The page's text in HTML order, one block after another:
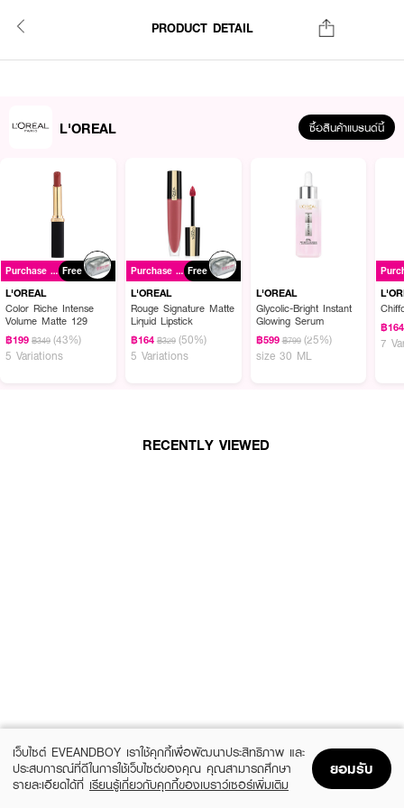
PRODUCT DETAIL
L'OREAL ซื้อสินค้าแบรนด์นี้
Purchase ฿699+ Free
L'OREAL
Color Riche Intense
Volume Matte 129
฿199 ฿349 (43%)
5 Variations
Purchase ฿699+ Free
L'OREAL
Rouge Signature Matte
Liquid Lipstick
฿164 ฿329 (50%)
5 Variations
L'OREAL
Glycolic-Bright Instant
Glowing Serum
฿599 ฿799 (25%)
size 30 ML
฿164
7
RECENTLY VIEWED
เว็บไซต์ EVEANDBOY เราใช้คุกกี้เพื่อพัฒนาประสิทธิภาพ และ
ประสบการณ์ที่ดีในการใช้เว็บไซต์ของคุณ คุณสามารถศึกษา
รายละเอียดได้ที่ เรียนรู้เกี่ยวกับคุกกี้ของเบราว์เซอร์เพิ่มเติม
ยอมรับ